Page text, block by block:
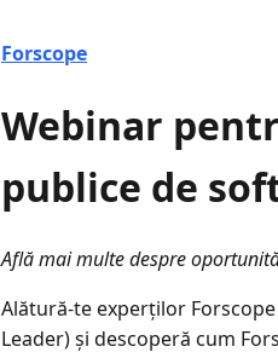
Forscope
Webinar
publice de
Află mai multe despre
Alătură-te experților
Leader)și descoperă cum